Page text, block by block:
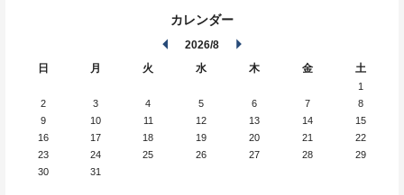
カレンダー
2026/8
日
月 火 水 木 金 土
1
2
3 4 5 6 7
8
9
10 11 12 13 14
15
16
17 18 19 20 21
22
23
24 25 26 27 28
29
30
31